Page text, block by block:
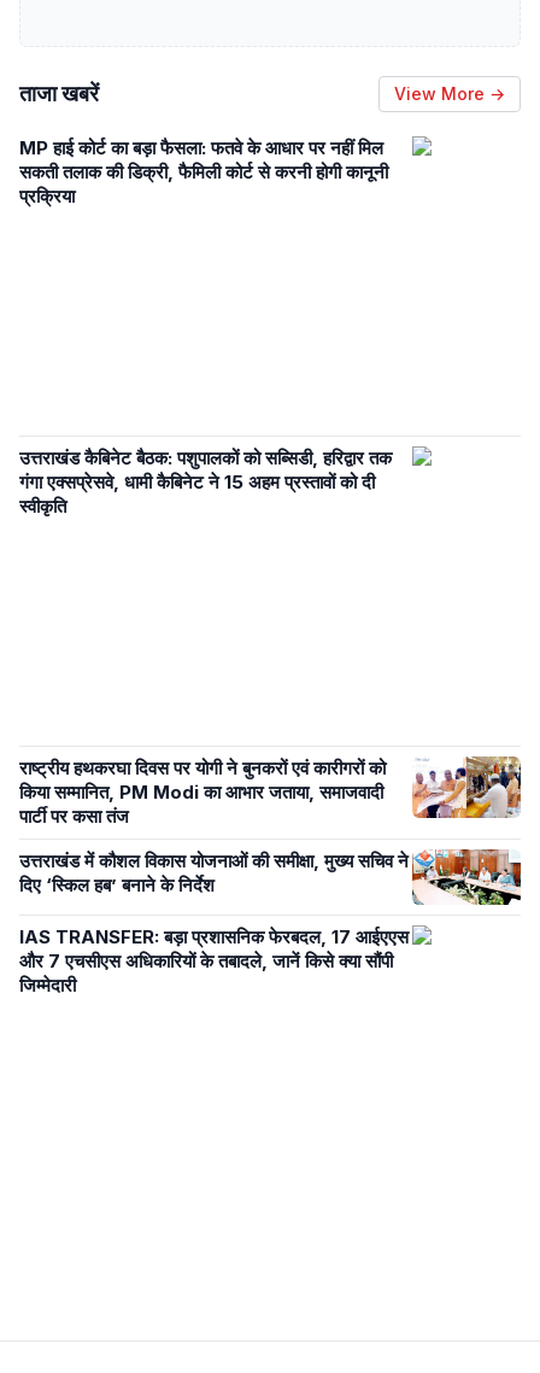
ताजा खबरें View More →
MP हाई कोर्ट का बड़ा फैसला: फतवे के आधार पर नहीं मिल
सकती तलाक की डिक्री, फैमिली कोर्ट से करनी होगी कानूनी
प्रक्रिया
उत्तराखंड कैबिनेट बैठक: पशुपालकों को सब्सिडी, हरिद्वार तक
गंगा एक्सप्रेसवे, धामी कैबिनेट ने 15 अहम प्रस्तावों को दी
स्वीकृति
राष्ट्रीय हथकरघा दिवस पर योगी ने बुनकरों एवं कारीगरों को
किया सम्मानित, PM Modi का आभार जताया, समाजवादी
पार्टी पर कसा तंज
उत्तराखंड में कौशल विकास योजनाओं की समीक्षा, मुख्य सचिव ने
दिए ‘स्किल हब’ बनाने के निर्देश
IAS TRANSFER: बड़ा प्रशासनिक फेरबदल, 17 आईएएस
और 7 एचसीएस अधिकारियों के तबादले, जानें किसे क्या सौंपी
जिम्मेदारी